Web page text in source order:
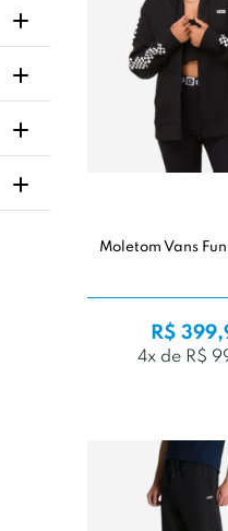
Moletom Vans
R$
4x de R$